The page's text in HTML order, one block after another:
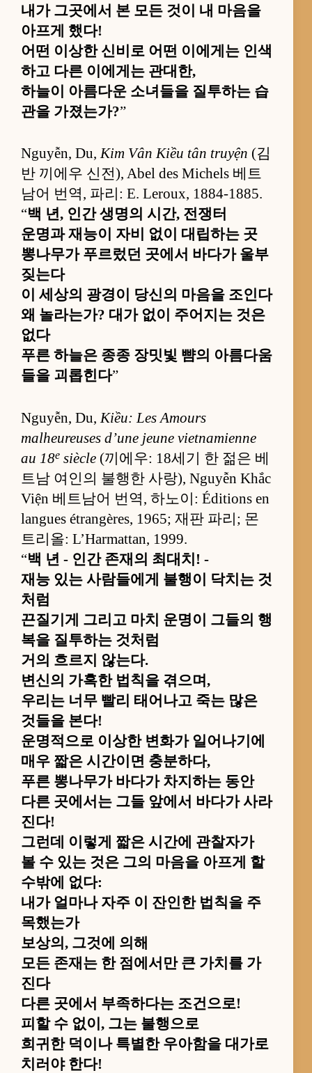
내가 그곳에서 본 모든 것이 내 마음을
아프게 했다!
어떤 이상한 신비로 어떤 이에게는 인색
하고 다른 이에게는 관대한,
하늘이 아름다운 소녀들을 질투하는 습
관을 가졌는가?”
Nguyễn, Du,Kim Vân Kiều tân truyện (김
반 끼에우 신전), Abel des Michels 베트
남어 번역, 파리: E. Leroux, 1884-1885.
“백 년, 인간 생명의 시간, 전쟁터
운명과 재능이 자비 없이 대립하는 곳
뽕나무가 푸르렀던 곳에서 바다가 울부
짖는다
이 세상의 광경이 당신의 마음을 조인다
왜 놀라는가? 대가 없이 주어지는 것은
없다
푸른 하늘은 종종 장밋빛 뺨의 아름다움
들을 괴롭힌다”
Nguyễn, Du,Kiều: Les Amours
malheureuses d’une jeune vietnamienne
au 18e siècle (끼에우: 18세기 한 젊은 베
트남 여인의 불행한 사랑), Nguyễn Khắc
Viện 베트남어 번역, 하노이: Éditions en
langues étrangères, 1965; 재판 파리; 몬
트리올: L’Harmattan, 1999.
“백 년 - 인간 존재의 최대치! -
재능 있는 사람들에게 불행이 닥치는 것
처럼
끈질기게 그리고 마치 운명이 그들의 행
복을 질투하는 것처럼
거의 흐르지 않는다.
변신의 가혹한 법칙을 겪으며,
우리는 너무 빨리 태어나고 죽는 많은
것들을 본다!
운명적으로 이상한 변화가 일어나기에
매우 짧은 시간이면 충분하다,
푸른 뽕나무가 바다가 차지하는 동안
다른 곳에서는 그들 앞에서 바다가 사라
진다!
그런데 이렇게 짧은 시간에 관찰자가
볼 수 있는 것은 그의 마음을 아프게 할
수밖에 없다:
내가 얼마나 자주 이 잔인한 법칙을 주
목했는가
보상의, 그것에 의해
모든 존재는 한 점에서만 큰 가치를 가
진다
다른 곳에서 부족하다는 조건으로!
피할 수 없이, 그는 불행으로
희귀한 덕이나 특별한 우아함을 대가로
치러야 한다!